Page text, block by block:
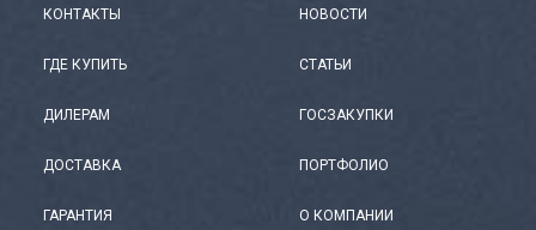
КОНТАКТЫ
ГДЕ КУПИТЬ
ДИЛЕРАМ
ДОСТАВКА
ГАРАНТИЯ
НОВОСТИ
СТАТЬИ
ГОСЗАКУПКИ
ПОРТФОЛИО
О КОМПАНИИ